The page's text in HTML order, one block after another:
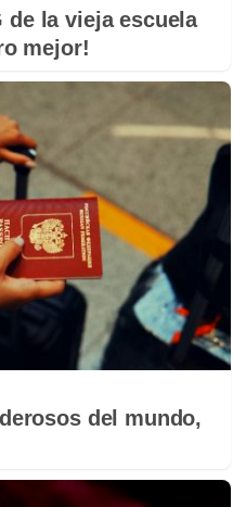
de la vieja escuela
mejor!
del mundo,